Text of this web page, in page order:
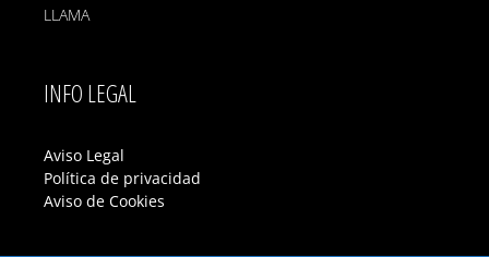
LLAMA
INFO LEGAL
Aviso Legal
Política de privacidad
Aviso de Cookies